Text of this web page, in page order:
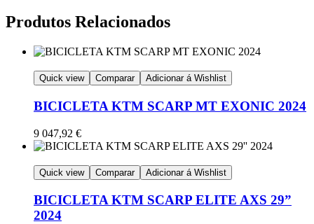
Produtos Relacionados
Quick view Comparar Adicionar á Wishlist
BICICLETA KTM SCARP MT EXONIC 2024
9 047,92 €
Quick view Comparar Adicionar á Wishlist
BICICLETA KTM SCARP ELITE AXS 29”
2024